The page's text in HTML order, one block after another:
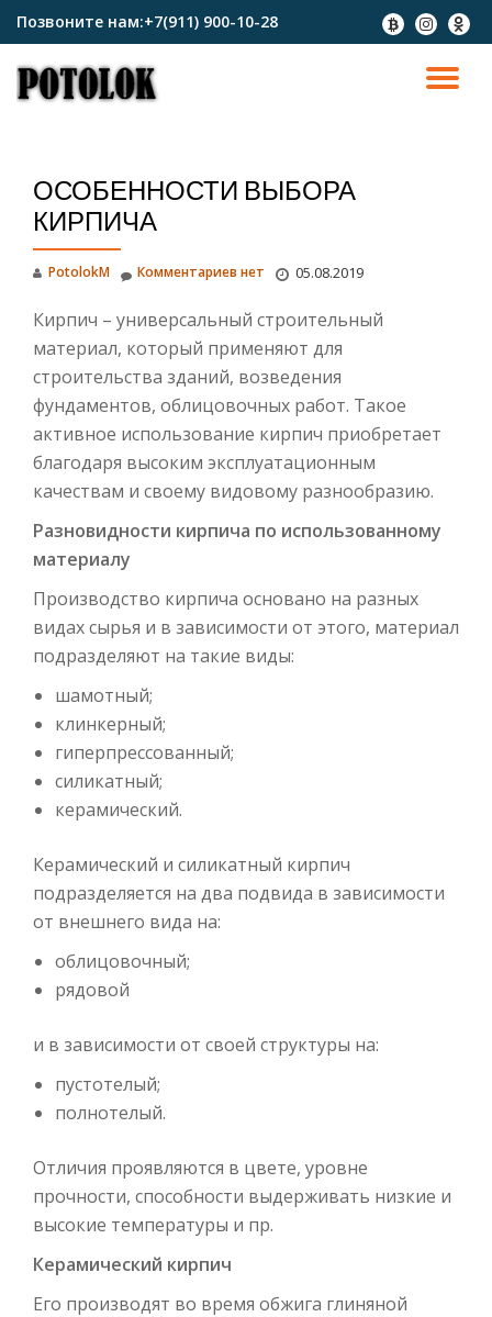
содержимому
Позвоните нам:+7(911) 900-10-28
fa-
btc
fa-
instagram
fa-
ОСОБЕННОСТИ ВЫБОРА
КИРПИЧА
PotolokM 05.08.2019
Комментариев нет
Кирпич – универсальный строительный
материал, который применяют для
строительства зданий, возведения
фундаментов, облицовочных работ. Такое
активное использование кирпич приобретает
благодаря высоким эксплуатационным
качествам и своему видовому разнообразию.
Разновидности кирпича по использованному
материалу
Производство кирпича основано на разных
видах сырья и в зависимости от этого, материал
подразделяют на такие виды:
шамотный;
клинкерный;
гиперпрессованный;
силикатный;
керамический.
Керамический и силикатный кирпич
подразделяется на два подвида в зависимости
от внешнего вида на:
облицовочный;
рядовой
и в зависимости от своей структуры на:
пустотелый;
полнотелый.
Отличия проявляются в цвете, уровне
прочности, способности выдерживать низкие и
высокие температуры и пр.
Керамический кирпич
Его производят во время обжига глиняной